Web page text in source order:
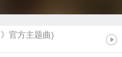
官方主题曲)